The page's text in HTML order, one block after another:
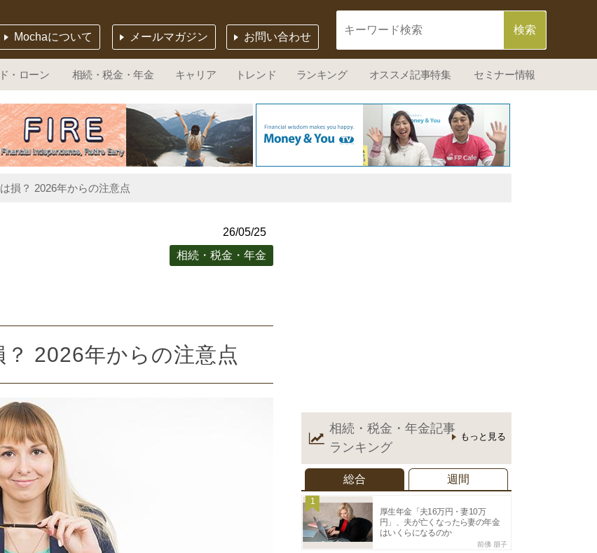
お問い合わせ
メールマガジン
Mochaについて
・ローン 相続・税金・年金 キャリア トレンド ランキング オススメ記事特集 セミナー情報
損？ 2026年からの注意点
26/05/25
相続・税金・年金
2026年からの注意点
相続・税金・年金記事
ランキング
もっと見る
総合 週間
1
厚生年金「夫16万円・妻10万
円」、夫が亡くなったら妻の年金
はいくらになるのか
前佛 朋子